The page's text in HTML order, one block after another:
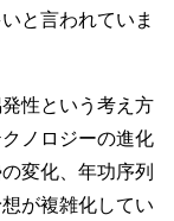
と言われていま
性という考え方
ノロジーの進化
変化、年功序列
が複雑化してい